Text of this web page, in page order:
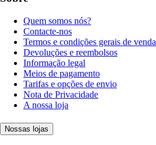
Quem somos nós?
Contacte-nos
Termos e condições gerais de venda
Devoluções e reembolsos
Informação legal
Meios de pagamento
Tarifas e opções de envio
Nota de Privacidade
A nossa loja
Nossas lojas